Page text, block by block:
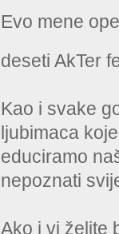
Evo mene
deseti AkTer
Kao i svake
ljubimaca
educiramo
nepoznati
Ako i vi želite